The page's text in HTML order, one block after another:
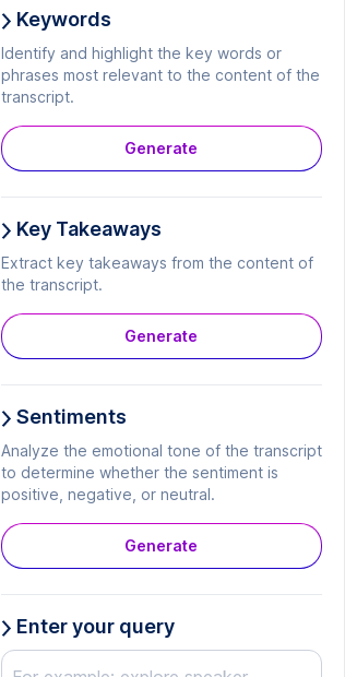
Keywords
Identify and highlight the key words or
phrases most relevant to the content of the
transcript.
Generate
Key Takeaways
Extract key takeaways from the content of
the transcript.
Generate
Sentiments
Analyze the emotional tone of the transcript
to determine whether the sentiment is
positive, negative, or neutral.
Generate
Enter your query